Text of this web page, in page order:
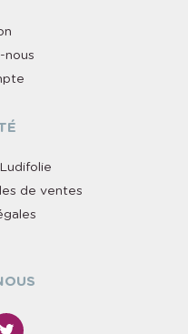
nous
de ventes